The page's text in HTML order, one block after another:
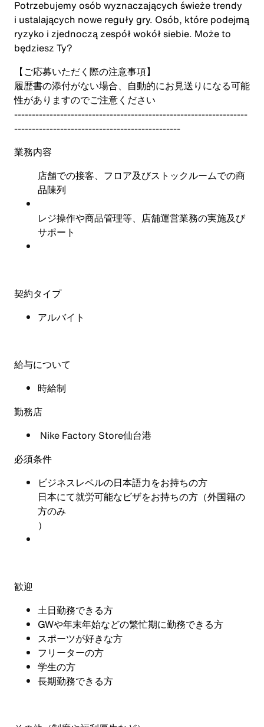
Potrzebujemy osób wyznaczających świeże trendy
i ustalających nowe reguły gry. Osób, które podejmą
ryzyko i zjednoczą zespół wokół siebie. Może to
będziesz Ty?
【ご応募いただく際の注意事項】
履歴書の添付がない場合、自動的にお見送りになる可能
性がありますのでご注意ください
------------------------------------------------------------------
-----------------------------------------------
業務内容
店舗での接客、フロア及びストックルームでの商
品陳列
レジ操作や商品管理等、店舗運営業務の実施及び
サポート
契約タイプ
アルバイト
給与について
時給制
勤務店
Nike Factory Store仙台港
必須条件
ビジネスレベルの日本語力をお持ちの方
日本にて就労可能なビザをお持ちの方（外国籍の
方のみ
）
歓迎
土日勤務できる方
GWや年末年始などの繁忙期に勤務できる方
スポーツが好きな方
フリーターの方
学生の方
長期勤務できる方